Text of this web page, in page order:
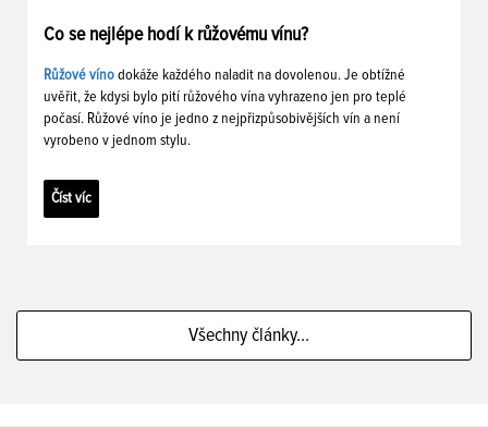
Co se nejlépe hodí k růžovému vínu?
Růžové víno dokáže každého naladit na dovolenou. Je obtížné
uvěřit, že kdysi bylo pití růžového vína vyhrazeno jen pro teplé
počasí. Růžové víno je jedno z nejpřizpůsobivějších vín a není
vyrobeno v jednom stylu.
Číst víc
Všechny články...